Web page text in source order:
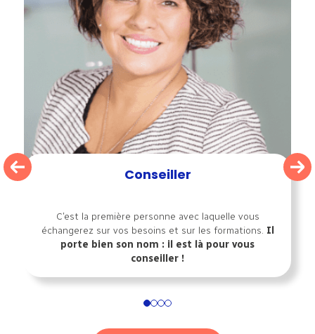
Conseiller
C’est la première personne avec laquelle vous
échangerez sur vos besoins et sur les formations. Il
porte bien son nom : il est là pour vous
conseiller !
1234